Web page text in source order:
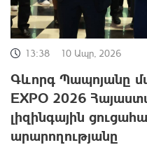
13:38 10 Ապր, 2026
Գևորգ Պապոյանը
EXPO 2026
լիզինգային
արարողությանը